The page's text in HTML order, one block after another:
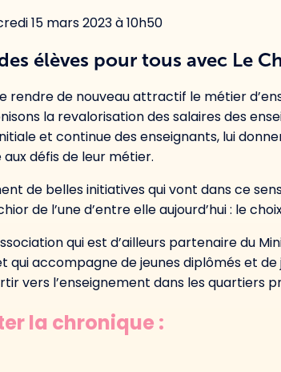
15 mars 2023 à 10h50
élèves pour tous avec Le
rendre de nouveau attractif le métier
la revalorisation des salaires des
et continue des enseignants, lui
défis de leur métier.
de belles initiatives qui vont dans ce
de l’une d’entre elle aujourd’hui : le
qui est d’ailleurs partenaire du
qui accompagne de jeunes diplômés et
vers l’enseignement dans les quartiers
la chronique :